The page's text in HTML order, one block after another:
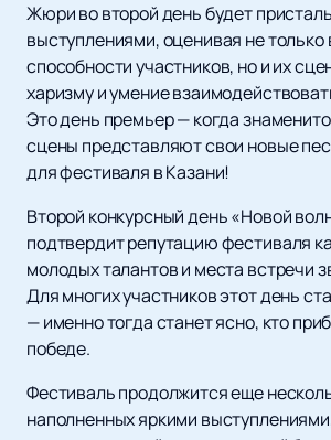
Жюри во второй день будет
выступлениями, оценивая не только
способности участников, но и их
харизму и умение
Это день премьер — когда
сцены представляют свои новые
для фестиваля в Казани!
Второй конкурсный день «Новой
подтвердит репутацию фестиваля
молодых талантов и места встречи
Для многих участников этот день
— именно тогда станет ясно, кто
победе.
Фестиваль продолжится еще
наполненных яркими